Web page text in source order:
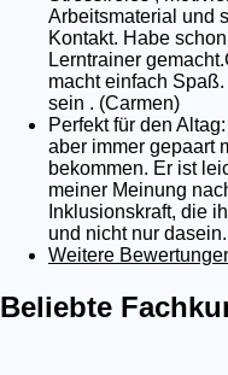
Arbeitsmaterial und
Kontakt. Habe
Lerntrainer
macht einfach
sein . (Carmen)
Perfekt für den
aber immer gepaart
bekommen. Er ist
meiner Meinung
Inklusionskraft, die
und nicht nur
Weitere
Beliebte